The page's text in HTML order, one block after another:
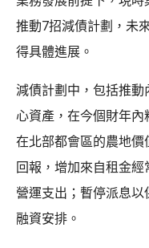
推動7招減債計劃，未
得具體進展。
減債計劃中，包括推
心資產，在今個財年
在北部都會區的農地
回報，增加來自租金
營運支出；暫停派息
融資安排。